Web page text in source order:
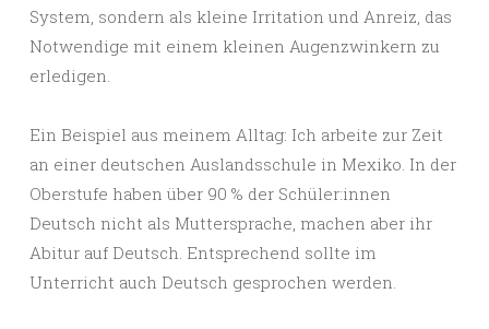
System, sondern als kleine Irritation und Anreiz, das
Notwendige mit einem kleinen Augenzwinkern zu
erledigen.
Ein Beispiel aus meinem Alltag: Ich arbeite zur Zeit
an einer deutschen Auslandsschule in Mexiko. In der
Oberstufe haben über 90 % der Schüler:innen
Deutsch nicht als Muttersprache, machen aber ihr
Abitur auf Deutsch. Entsprechend sollte im
Unterricht auch Deutsch gesprochen werden.